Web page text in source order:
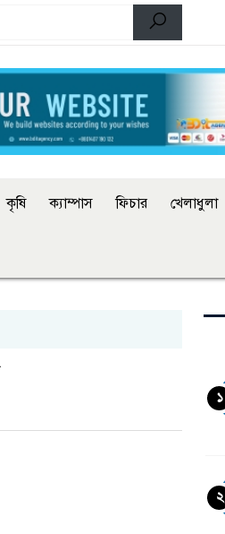
কৃষি ক্যাম্পাস ফিচার খেলাধুলা
১
২